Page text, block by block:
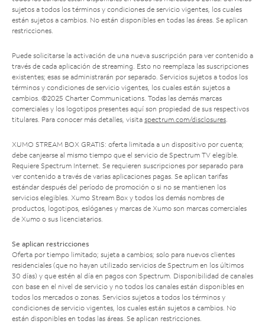
sujetos a todos los términos y condiciones de servicio vigentes, los cuales
están sujetos a cambios. No están disponibles en todas las áreas. Se aplican
restricciones.
Puede solicitarse la activación de una nueva suscripción para ver contenido a
través de cada aplicación de streaming. Esto no reemplaza las suscripciones
existentes; esas se administrarán por separado. Servicios sujetos a todos los
términos y condiciones de servicio vigentes, los cuales están sujetos a
cambios. ©2025 Charter Communications. Todas las demás marcas
comerciales y los logotipos presentes aquí son propiedad de sus respectivos
titulares. Para conocer más detalles, visita spectrum.com/disclosures.
XUMO STREAM BOX GRATIS: oferta limitada a un dispositivo por cuenta;
debe canjearse al mismo tiempo que el servicio de Spectrum TV elegible.
Requiere Spectrum Internet. Se requieren suscripciones por separado para
ver contenido a través de varias aplicaciones pagas. Se aplican tarifas
estándar después del período de promoción o si no se mantienen los
servicios elegibles. Xumo Stream Box y todos los demás nombres de
productos, logotipos, eslóganes y marcas de Xumo son marcas comerciales
de Xumo o sus licenciatarios.
Se aplican restricciones
Oferta por tiempo limitado; sujeta a cambios; solo para nuevos clientes
residenciales (que no hayan utilizado servicios de Spectrum en los últimos
30 días) y que estén al día en pagos con Spectrum. Disponibilidad de canales
con base en el nivel de servicio y no todos los canales están disponibles en
todos los mercados o zonas. Servicios sujetos a todos los términos y
condiciones de servicio vigentes, los cuales están sujetos a cambios. No
están disponibles en todas las áreas. Se aplican restricciones.